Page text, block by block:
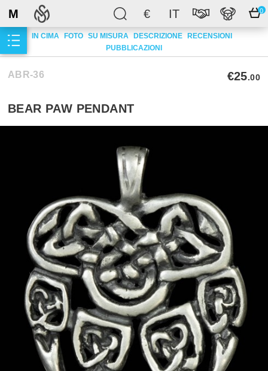
€ IT 0
M
IN CIMA FOTO SU MISURA DESCRIZIONE
RECENSIONI
PUBBLICAZIONI
ABR-36 €25.00
BEAR PAW PENDANT